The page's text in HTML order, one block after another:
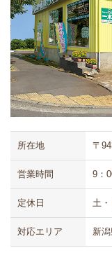
所在地 〒
営業時間 9：
定休日 土
対応エリア 新